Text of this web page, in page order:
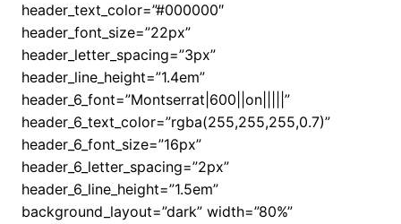
header_text_color=”#000000″
header_font_size=”22px”
header_letter_spacing=”3px”
header_line_height=”1.4em”
header_6_font=”Montserrat|600||on|||||”
header_6_text_color=”rgba(255,255,255,0.7)”
header_6_font_size=”16px”
header_6_letter_spacing=”2px”
header_6_line_height=”1.5em”
background_layout=”dark” width=”80%”